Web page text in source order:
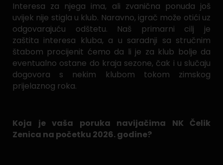
Interesa za njega ima, ali zvanična ponuda još
uvijek nije stigla u klub. Naravno, igrač može otići uz
odgovarajuću odštetu. Naš primarni cilj je
zaštita interesa kluba, a u saradnji sa stručnim
štabom procijenit ćemo da li je za klub bolje da
eventualno ostane do kraja sezone, čak i u slučaju
dogovora s nekim klubom tokom zimskog
prijelaznog roka.
Koja je vaša poruka navijačima NK Čelik
Zenica na početku 2026. godine?